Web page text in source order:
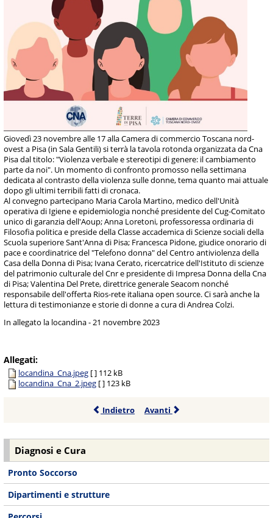
Giovedì 23 novembre alle 17 alla Camera di commercio Toscana nord-
ovest a Pisa (in Sala Gentili) si terrà la tavola rotonda organizzata da Cna
Pisa dal titolo: "Violenza verbale e stereotipi di genere: il cambiamento
parte da noi". Un momento di confronto promosso nella settimana
dedicata al contrasto della violenza sulle donne, tema quanto mai attuale
dopo gli ultimi terribili fatti di cronaca.
Al convegno partecipano Maria Carola Martino, medico dell'Unità
operativa di Igiene e epidemiologia nonché presidente del Cug-Comitato
unico di garanzia dell'Aoup; Anna Loretoni, professoressa ordinaria di
Filosofia politica e preside della Classe accademica di Scienze sociali della
Scuola superiore Sant'Anna di Pisa; Francesca Pidone, giudice onorario di
pace e coordinatrice del "Telefono donna" del Centro antiviolenza della
Casa della Donna di Pisa; Ivana Cerato, ricercatrice dell'Istituto di scienze
del patrimonio culturale del Cnr e presidente di Impresa Donna della Cna
di Pisa; Valentina Del Prete, direttrice generale Seacom nonché
responsabile dell'offerta Rios-rete italiana open source. Ci sarà anche la
lettura di testimonianze e storie di donne a cura di Andrea Colzi.
In allegato la locandina - 21 novembre 2023
Allegati:
locandina_Cna.jpeg [ ] 112 kB
locandina_Cna_2.jpeg [ ] 123 kB
Indietro Avanti
Diagnosi e Cura
Pronto Soccorso
Dipartimenti e strutture